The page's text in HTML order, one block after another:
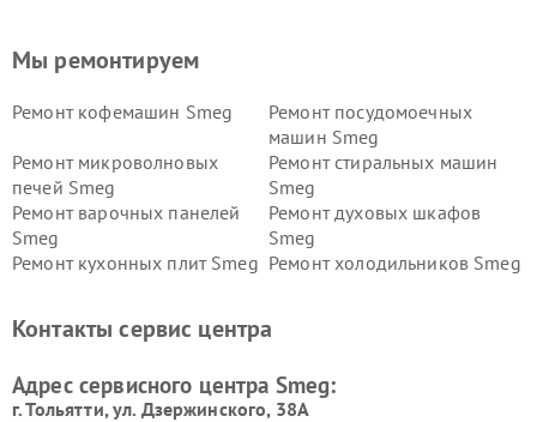
Мы ремонтируем
Ремонт кофемашин Smeg
Ремонт посудомоечных
машин Smeg
Ремонт микроволновых
печей Smeg
Ремонт стиральных машин
Smeg
Ремонт варочных панелей
Smeg
Ремонт духовых шкафов
Smeg
Ремонт кухонных плит Smeg Ремонт холодильников Smeg
Контакты сервис центра
Адрес сервисного центра Smeg:
г. Тольятти, ул. Дзержинского, 38А